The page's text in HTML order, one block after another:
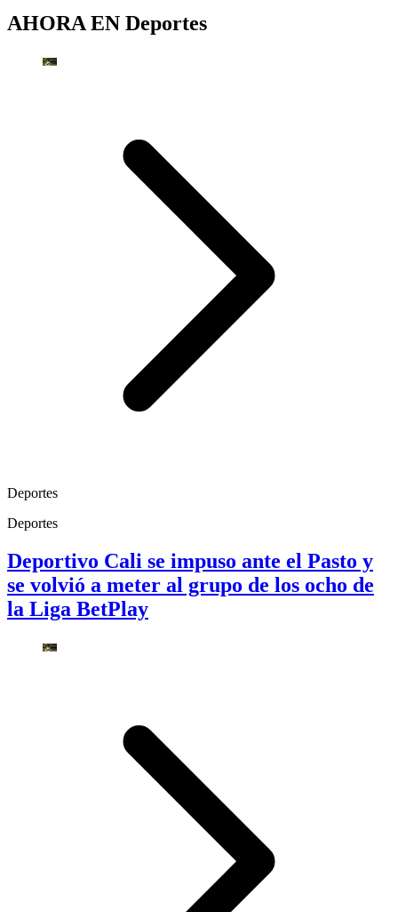
AHORA EN Deportes
Deportes
Deportes
Deportivo Cali se impuso ante el Pasto y
se volvió a meter al grupo de los ocho de
la Liga BetPlay